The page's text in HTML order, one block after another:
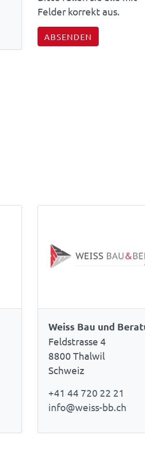
Felder korrekt aus.
ABSENDEN
Weiss Bau und
Feldstrasse 4
8800 Thalwil
Schweiz
+41 44 720 22 21
info@weiss-bb.ch